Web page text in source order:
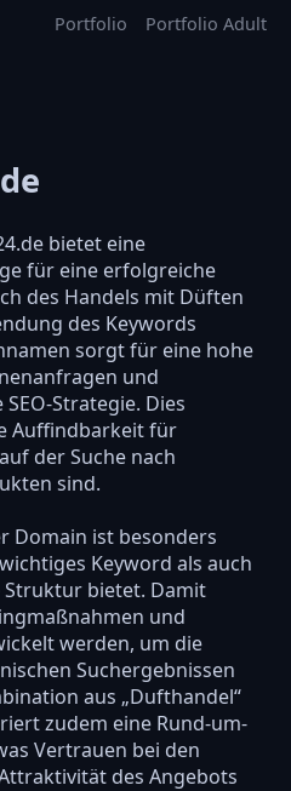
Portfolio Portfolio Adult
bietet eine
für eine erfolgreiche
des Handels mit Düften
des Keywords
sorgt für eine hohe
und
Strategie. Dies
Auffindbarkeit für
der Suche nach
sind.
Domain ist besonders
Keyword als auch
Struktur bietet. Damit
und
werden, um die
Suchergebnissen
aus „Dufthandel“
zudem eine Rund-um-
Vertrauen bei den
des Angebots